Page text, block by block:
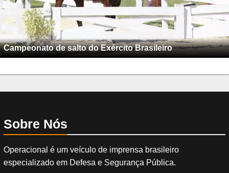
Campeonato de salto do Exército Brasileiro
Sobre Nós
Operacional é um veículo de imprensa brasileiro
especializado em Defesa e Segurança Pública.